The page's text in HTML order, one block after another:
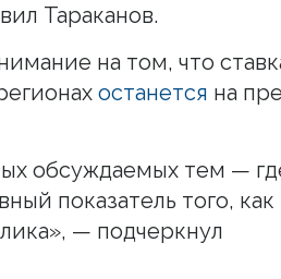
Тараканов.
на том, что
останется на
обсуждаемых тем —
показатель того, как
— подчеркнул